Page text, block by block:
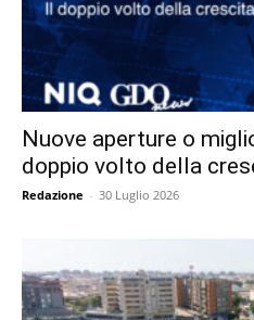
Nuove aperture o
doppio volto della
Redazione - 30 Luglio 2026